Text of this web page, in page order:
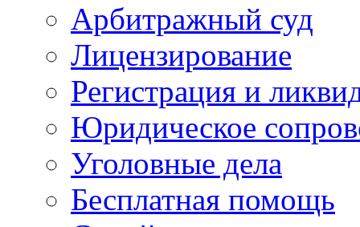
Арбитражный суд
Лицензирование
Регистрация и
Юридическое
Уголовные дела
Бесплатная помощь